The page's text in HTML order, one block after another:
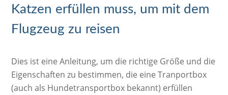
Katzen erfüllen muss, um mit dem
Flugzeug zu reisen
Dies ist eine Anleitung, um die richtige Größe und die
Eigenschaften zu bestimmen, die eine Tranportbox
(auch als Hundetransportbox bekannt) erfüllen